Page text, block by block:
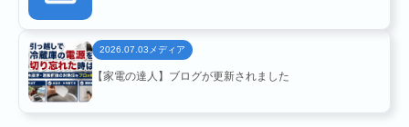
2026.07.03 メディア
【家電の達人】ブログが更新されました